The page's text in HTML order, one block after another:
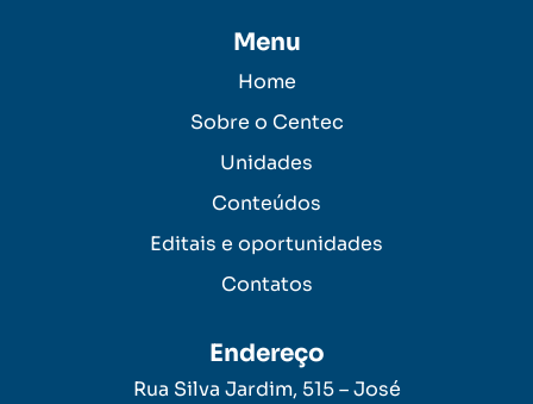
Menu
Home
Sobre o Centec
Unidades
Conteúdos
Editais e oportunidades
Contatos
Endereço
Rua Silva Jardim, 515 – José